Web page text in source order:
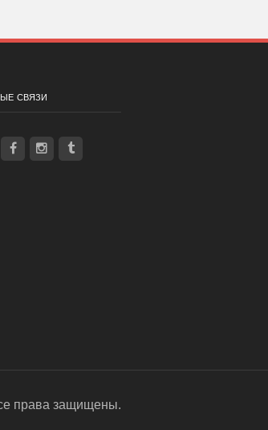
связи
права защищены.